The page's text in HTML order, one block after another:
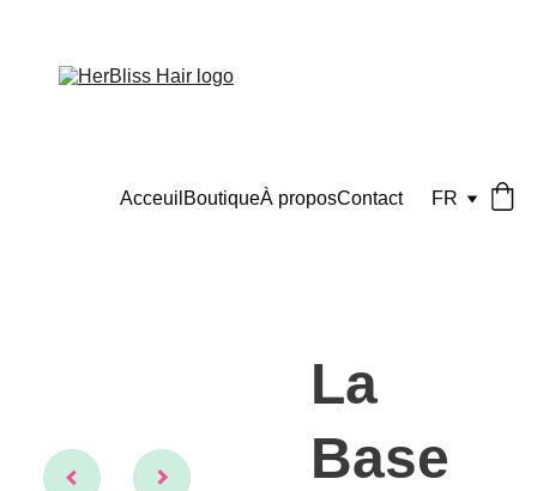
Acceuil BoutiqueÀ proposContact FR
La
Base